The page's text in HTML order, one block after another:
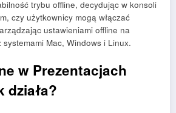
trybu offline, decydując w konsoli
czy użytkownicy mogą włączać
ustawieniami offline na
Mac, Windows i Linux.
w Prezentacjach
działa?